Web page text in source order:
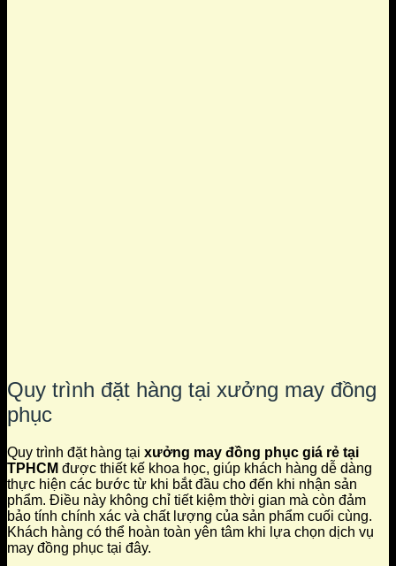
Quy trình đặt hàng tại xưởng may đồng
phục
Quy trình đặt hàng tại xưởng may đồng phục giá rẻ tại
TPHCM được thiết kế khoa học, giúp khách hàng dễ dàng
thực hiện các bước từ khi bắt đầu cho đến khi nhận sản
phẩm. Điều này không chỉ tiết kiệm thời gian mà còn đảm
bảo tính chính xác và chất lượng của sản phẩm cuối cùng.
Khách hàng có thể hoàn toàn yên tâm khi lựa chọn dịch vụ
may đồng phục tại đây.